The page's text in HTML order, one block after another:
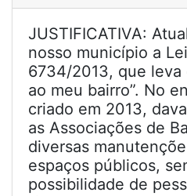
JUSTIFICATIVA:
nosso município a
6734/2013, que
ao meu bairro”. No
criado em 2013,
as Associações de
diversas
espaços públicos,
possibilidade de